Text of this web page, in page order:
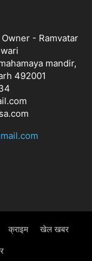
- Ramvatar
mandir,
492001
क्राइम खेल खबर